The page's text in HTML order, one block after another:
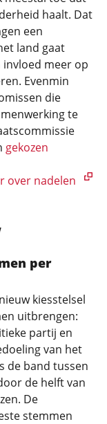
haalt. Dat
een
land gaat
invloed meer op
Evenmin
die
te
gekozen
over nadelen
per
kiesstelsel
uitbrengen:
partij en
van het
de band tussen
de helft van
De
stemmen